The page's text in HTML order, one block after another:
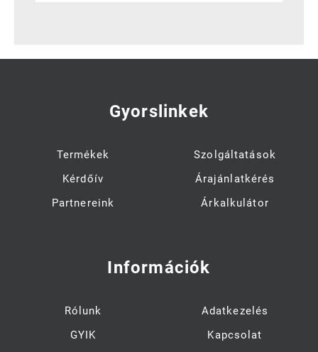
Gyorslinkek
Termékek
Kérdőív
Partnereink
Szolgáltatások
Árajánlatkérés
Árkalkulátor
Információk
Rólunk
GYIK
Adatkezelés
Kapcsolat